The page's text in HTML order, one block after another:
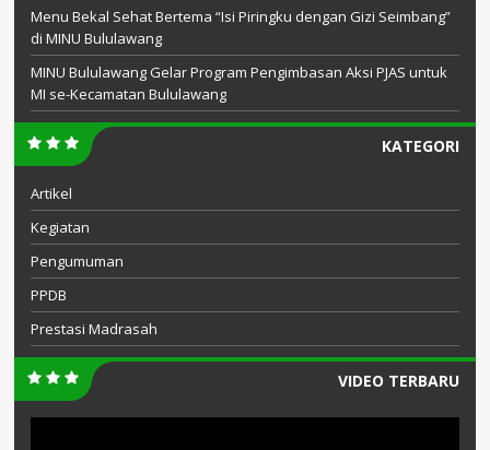
Menu Bekal Sehat Bertema “Isi Piringku dengan Gizi Seimbang”
di MINU Bululawang
MINU Bululawang Gelar Program Pengimbasan Aksi PJAS untuk
MI se-Kecamatan Bululawang
KATEGORI
Artikel
Kegiatan
Pengumuman
PPDB
Prestasi Madrasah
VIDEO TERBARU